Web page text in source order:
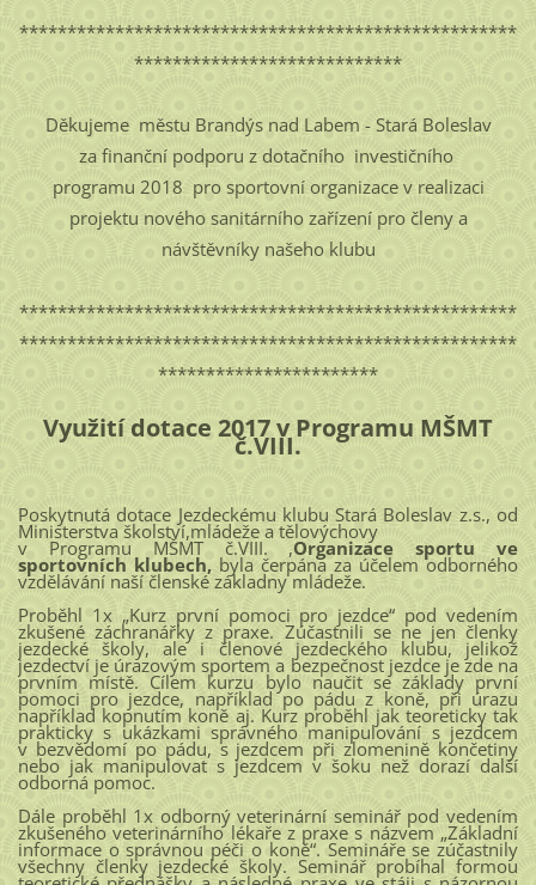
****************************************************
****************************
Děkujeme městu Brandýs nad Labem - Stará Boleslav
za finanční podporu z dotačního investičního
programu 2018 pro sportovní organizace v realizaci
projektu nového sanitárního zařízení pro členy a
návštěvníky našeho klubu
****************************************************
****************************************************
***********************
Využití dotace 2017 v Programu MŠMT
č.VIII.
Poskytnutá dotace Jezdeckému klubu Stará Boleslav z.s., od
Ministerstva školství,mládeže a tělovýchovy
v Programu MŠMT č.VIII. ,Organizace sportu ve
sportovních klubech, byla čerpána za účelem odborného
vzdělávání naší členské základny mládeže.
Proběhl 1x „Kurz první pomoci pro jezdce“ pod vedením
zkušené záchranářky z praxe. Zúčastnili se ne jen členky
jezdecké školy, ale i členové jezdeckého klubu, jelikož
jezdectví je úrazovým sportem a bezpečnost jezdce je zde na
prvním místě. Cílem kurzu bylo naučit se základy první
pomoci pro jezdce, například po pádu z koně, při úrazu
například kopnutím koně aj. Kurz proběhl jak teoreticky tak
prakticky s ukázkami správného manipulování s jezdcem
v bezvědomí po pádu, s jezdcem při zlomenině končetiny
nebo jak manipulovat s jezdcem v šoku než dorazí další
odborná pomoc.
Dále proběhl 1x odborný veterinární seminář pod vedením
zkušeného veterinárního lékaře z praxe s názvem „Základní
informace o správnou péči o koně“. Semináře se zúčastnily
všechny členky jezdecké školy. Seminář probíhal formou